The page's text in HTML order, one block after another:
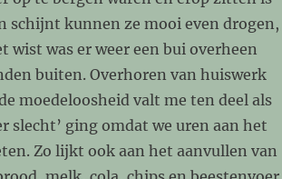
schijnt kunnen ze mooi even drogen,
wist was er weer een bui overheen
buiten. Overhoren van huiswerk
moedeloosheid valt me ten deel als
slecht’ ging omdat we uren aan het
Zo lijkt ook aan het aanvullen van